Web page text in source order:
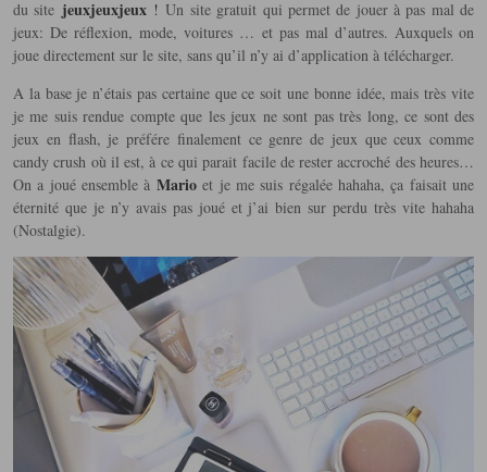
du site jeuxjeuxjeux!Un site gratuit qui permet de jouer à pas mal de
jeux: De réflexion, mode, voitures … et pas mal d’autres. Auxquels on
joue directement sur le site, sans qu’il n’y ai d’application à télécharger.
A la base je n’étais pas certaine que ce soit une bonne idée, mais très vite
je me suis rendue compte que les jeux ne sont pas très long, ce sont des
jeux en flash, je préfére finalement ce genre de jeux que ceux comme
candy crush où il est, à ce qui parait facile de rester accroché des heures…
On a joué ensemble à Marioet je me suis régalée hahaha, ça faisait une
éternité que je n’y avais pas joué et j’ai bien sur perdu très vite hahaha
(Nostalgie).